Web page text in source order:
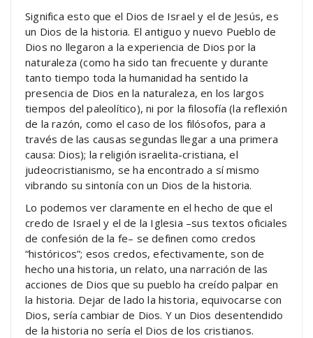
Significa esto que el Dios de Israel y el de Jesús, es
un Dios de la historia. El antiguo y nuevo Pueblo de
Dios no llegaron a la experiencia de Dios por la
naturaleza (como ha sido tan frecuente y durante
tanto tiempo toda la humanidad ha sentido la
presencia de Dios en la naturaleza, en los largos
tiempos del paleolítico), ni por la filosofía (la reflexión
de la razón, como el caso de los filósofos, para a
través de las causas segundas llegar a una primera
causa: Dios); la religión israelita-cristiana, el
judeocristianismo, se ha encontrado a sí mismo
vibrando su sintonía con un Dios de la historia.
Lo podemos ver claramente en el hecho de que el
credo de Israel y el de la Iglesia –sus textos oficiales
de confesión de la fe– se definen como credos
“históricos”; esos credos, efectivamente, son de
hecho una historia, un relato, una narración de las
acciones de Dios que su pueblo ha creído palpar en
la historia. Dejar de lado la historia, equivocarse con
Dios, sería cambiar de Dios. Y un Dios desentendido
de la historia no sería el Dios de los cristianos.